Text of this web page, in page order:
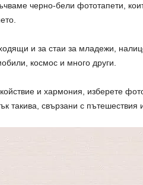
черно-бели фототапети,
и за стаи за младежи,
космос и много други.
и хармония, изберете
такива, свързани с пътешествия